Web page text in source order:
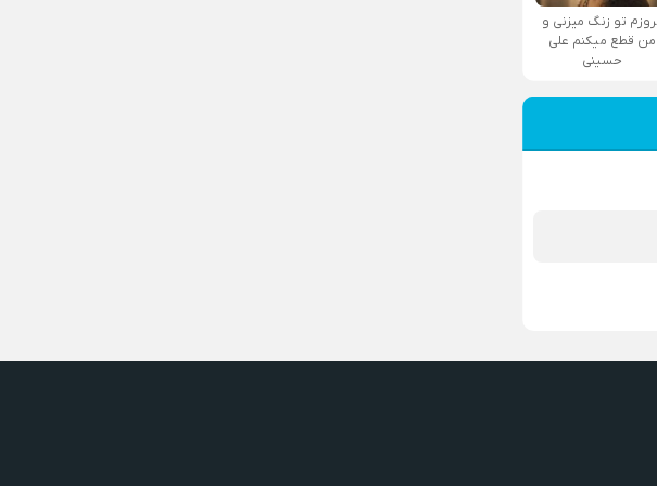
تو زنگ میزنی و
من قطع میکنم علی
حسینی